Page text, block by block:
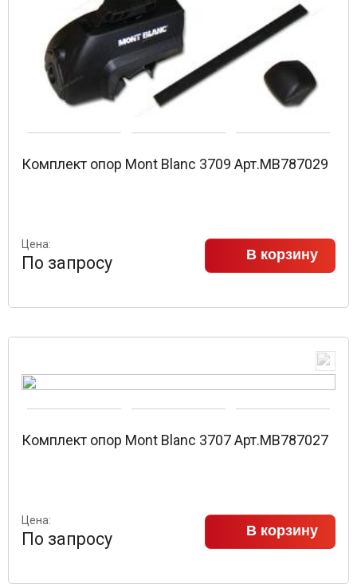
Комплект опор Mont Blanc 3709 Арт.MB787029
Цена:
По запросу В корзину
Комплект опор Mont Blanc 3707 Арт.MB787027
Цена:
По запросу В корзину